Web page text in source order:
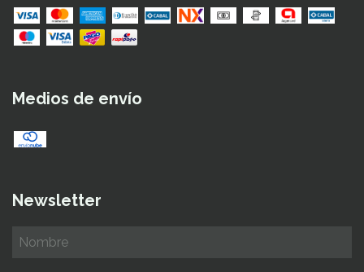
Medios de envío
Newsletter